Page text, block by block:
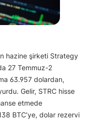
hazine şirketi Strategy
27 Temmuz-2
63.957 dolardan,
Gelir, STRC hisse
etmede
BTC’ye, dolar rezervi